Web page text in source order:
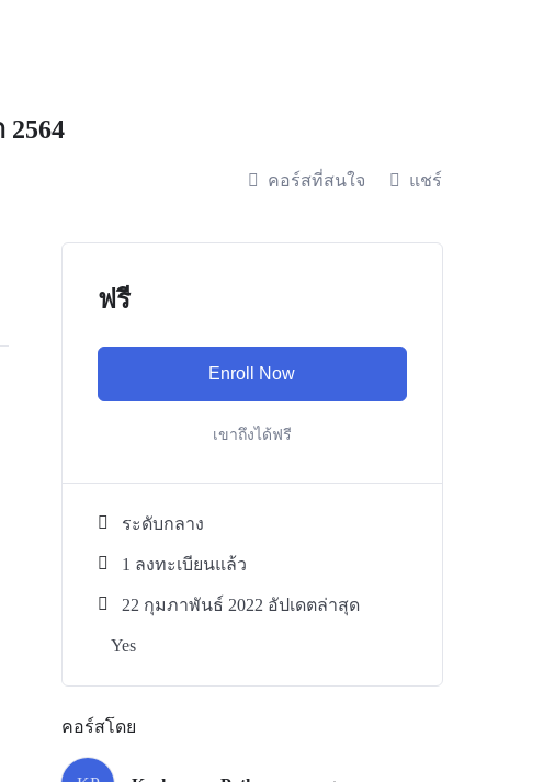
คอร์สที่สนใจ แชร์
ฟรี
Enroll Now
เขาถึงได้ฟรี
ระดับกลาง
1 ลงทะเบียนแล้ว
22 กุมภาพันธ์ 2022 อัปเดตล่าสุด
Yes
คอร์สโดย